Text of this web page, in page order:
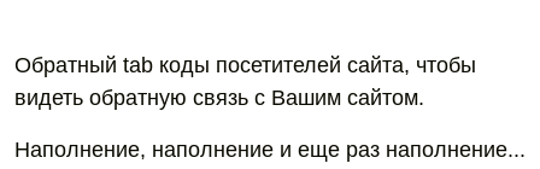
Обратный tab коды посетителей сайта, чтобы
видеть обратную связь с Вашим сайтом.
Наполнение, наполнение и еще раз наполнение...